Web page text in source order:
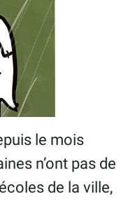
le mois
n’ont pas de
de la ville,